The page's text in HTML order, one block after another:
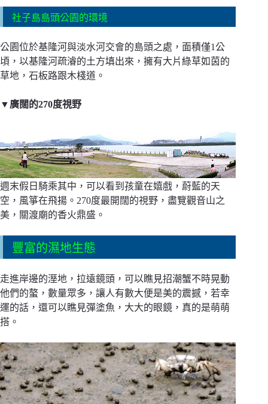
社子島島頭公園的環境
公園位於基隆河與淡水河交會的島頭之處，面積僅1公
頃，以基隆河疏濬的土方填出來，擁有大片綠草如茵的
草地，石板路跟木棧道。
▼廣闊的270度視野
週末假日騎乘其中，可以看到孩童在嬉戲，蔚藍的天
空，風箏在飛揚。270度最開闊的視野，盡覽觀音山之
美，關渡廟的香火鼎盛。
豐富的濕地生態
走進岸邊的溼地，拉遠鏡頭，可以瞧見招潮蟹不時晃動
他們的螯，數量眾多，讓人有數大便是美的震撼，若幸
運的話，還可以瞧見彈塗魚，大大的眼鏡，真的是萌萌
搭。